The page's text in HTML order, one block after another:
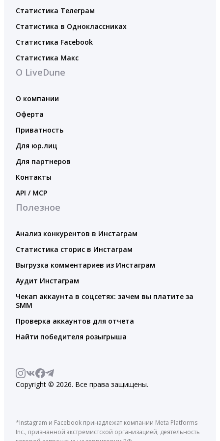
Статистика Телеграм
Статистика в Одноклассниках
Статистика Facebook
Статистика Макс
О LiveDune
О компании
Оферта
Приватность
Для юр.лиц
Для партнеров
Контакты
API / MCP
Полезное
Анализ конкурентов в Инстаграм
Статистика сторис в Инстаграм
Выгрузка комментариев из Инстаграм
Аудит Инстаграм
Чекап аккаунта в соцсетях: зачем вы платите за
SMM
Проверка аккаунтов для отчета
Найти победителя розыгрыша
Copyright © 2026. Все права защищены.
*Instagram и Facebook принадлежат компании Meta Platforms
Inc., признанной экстремистской организацией, деятельность